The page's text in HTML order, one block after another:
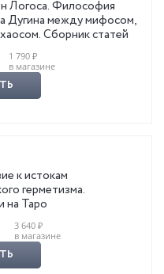
Логоса. Философия
Дугина между мифосом,
Сборник статей
1 790 ₽
в магазине
к истокам
герметизма.
на Таро
3 640 ₽
в магазине